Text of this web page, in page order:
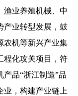
渔业养殖机械、中
产业转型发展，鼓
农机等新兴产业集
程化攻关项目，符
品“浙江制造”品
业，构建产业链上